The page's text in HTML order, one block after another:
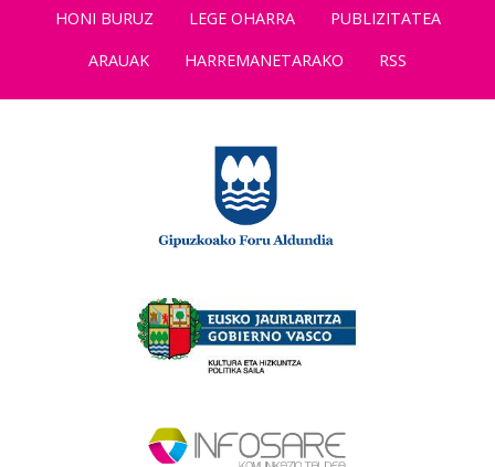
HONI BURUZ LEGE OHARRA
PUBLIZITATEA
ARAUAK
HARREMANETARAKO RSS